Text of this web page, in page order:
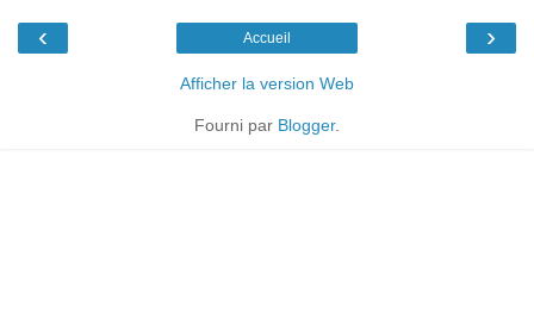
‹ ›
Accueil
Afficher la version Web
Fourni par Blogger.